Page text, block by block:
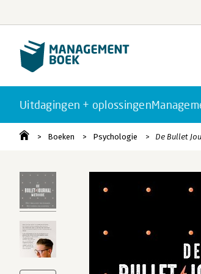
Uitdagingen + oplossingen
Boeken Psychologie De Bullet